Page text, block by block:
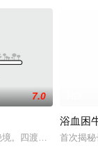
7.0
。四渡赤水堪称红
浴血困
首次揭